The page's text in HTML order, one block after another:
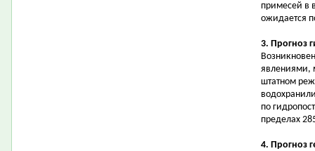
примесей в
ожидается
3. Прогноз
явлениями,
штатном
по
пределах
4. Прогноз